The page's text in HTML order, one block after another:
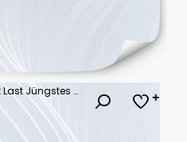
Sudnji dan Jour du jugement Last Jüngstes Gericht Tuomiopäivä Showdown Judgment video Страшный Sąd Ostateczny суд Giudizio 最後の審判 universale יום הדין